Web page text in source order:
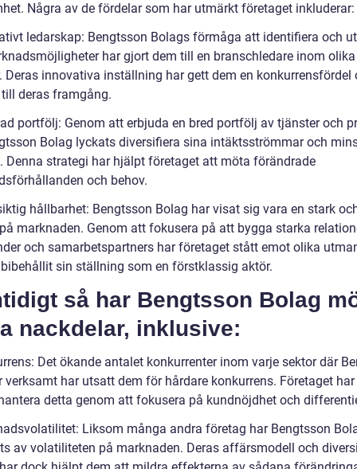
Några av de fördelar som har utmärkt företaget inkluderar:
ledarskap: Bengtsson Bolags förmåga att identifiera och
har gjort dem till en branschledare inom olika
Deras innovativa inställning har gett dem en konkurrensfördel
deras framgång.
portfölj: Genom att erbjuda en bred portfölj av tjänster och
Bolag lyckats diversifiera sina intäktsströmmar och
Denna strategi har hjälpt företaget att möta förändrade
och behov.
hållbarhet: Bengtsson Bolag har visat sig vara en stark
marknaden. Genom att fokusera på att bygga starka
och samarbetspartners har företaget stått emot olika
sin ställning som en förstklassig aktör.
så har Bengtsson Bolag
nackdelar, inklusive:
Det ökande antalet konkurrenter inom varje sektor där
verksamt har utsatt dem för hårdare konkurrens. Företaget
detta genom att fokusera på kundnöjdhet och
Liksom många andra företag har Bengtsson
av volatiliteten på marknaden. Deras affärsmodell och